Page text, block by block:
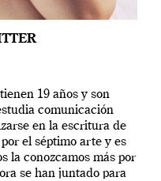
19 años y son
comunicación
en la escritura de
el séptimo arte y es
la conozcamos más por
se han juntado para